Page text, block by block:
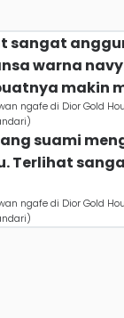
sangat
warna
makin
ngafe di Dior Gold
suami
Terlihat
ngafe di Dior Gold